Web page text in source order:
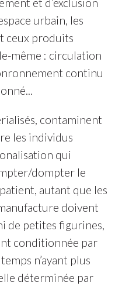
et d’exclusion
urbain, les
ceux produits
même : circulation
continu
contaminent
les individus
qui
dompter le
autant que les
doivent
de petites figurines,
conditionnée par
n’ayant plus
déterminée par